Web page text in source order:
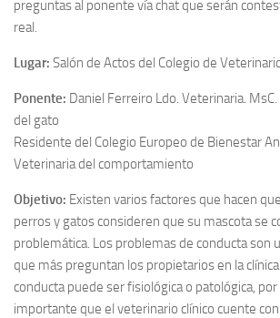
preguntas al ponente vía chat que serán
real.
Lugar: Salón de Actos del Colegio de
Ponente: Daniel Ferreiro Ldo. Veterinaria.
del gato
Residente del Colegio Europeo de Bienestar
Veterinaria del comportamiento
Objetivo: Existen varios factores que hacen
perros y gatos consideren que su mascota se
problemática. Los problemas de conducta son
que más preguntan los propietarios en la
conducta puede ser fisiológica o patológica,
importante que el veterinario clínico cuente